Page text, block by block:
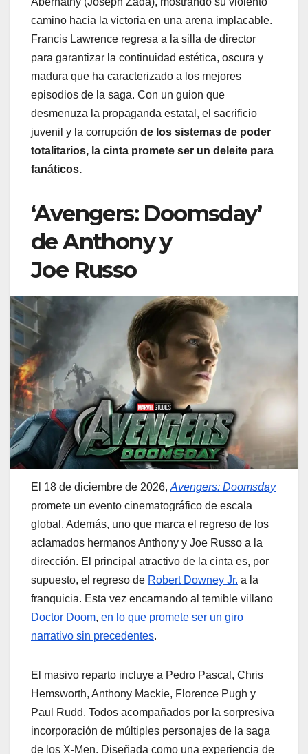
camino hacia la victoria en una arena implacable.
Francis Lawrence regresa a la silla de director
para garantizar la continuidad estética, oscura y
madura que ha caracterizado a los mejores
episodios de la saga. Con un guion que
desmenuza la propaganda estatal, el sacrificio
juvenil y la corrupción de los sistemas de poder
totalitarios, la cinta promete ser un deleite para
fanáticos.
‘Avengers: Doomsday’
de Anthony y
Joe Russo
El 18 de diciembre de 2026, Avengers: Doomsday
promete un evento cinematográfico de escala
global. Además, uno que marca el regreso de los
aclamados hermanos Anthony y Joe Russo a la
dirección. El principal atractivo de la cinta es, por
supuesto, el regreso de Robert Downey Jr. a la
franquicia. Esta vez encarnando al temible villano
Doctor Doom, en lo que promete ser un giro
narrativo sin precedentes.
El masivo reparto incluye a Pedro Pascal, Chris
Hemsworth, Anthony Mackie, Florence Pugh y
Paul Rudd. Todos acompañados por la sorpresiva
incorporación de múltiples personajes de la saga
de los X-Men. Diseñada como una experiencia de